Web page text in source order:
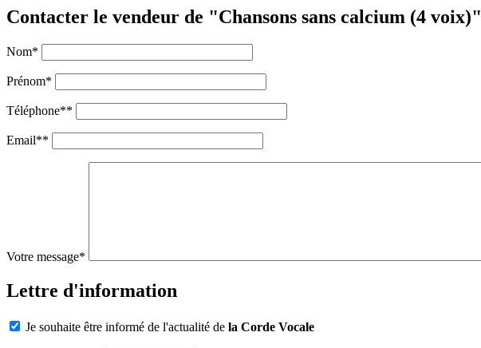
Contacter le vendeur de "Chansons sans calcium (4 voix)"
Nom*
Prénom*
Téléphone**
Email**
Votre message*
Lettre d'information
Je souhaite être informé de l'actualité de la Corde Vocale